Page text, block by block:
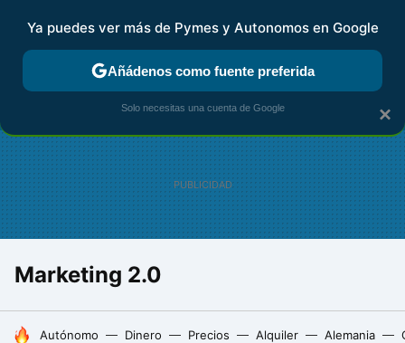
FISCALIDAD Y CONTABILIDAD KIT DIGITAL RENTA
Marketing 2.0
HOY SE HABLA DE
Autónomo Dinero Precios Alquiler Alemania
×
Ya puedes ver más de Pymes y Autonomos en Google
Añádenos como fuente preferida
Solo necesitas una cuenta de Google